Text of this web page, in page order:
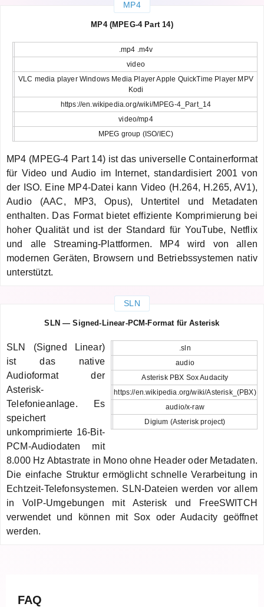
MP4
MP4 (MPEG-4 Part 14)
.mp4 .m4v
video
VLC media player Windows Media Player Apple QuickTime Player MPV
Kodi
https://en.wikipedia.org/wiki/MPEG-4_Part_14
video/mp4
MPEG group (ISO/IEC)
MP4 (MPEG-4 Part 14) ist das universelle Containerformat
für Video und Audio im Internet, standardisiert 2001 von
der ISO. Eine MP4-Datei kann Video (H.264, H.265, AV1),
Audio (AAC, MP3, Opus), Untertitel und Metadaten
enthalten. Das Format bietet effiziente Komprimierung bei
hoher Qualität und ist der Standard für YouTube, Netflix
und alle Streaming-Plattformen. MP4 wird von allen
modernen Geräten, Browsern und Betriebssystemen nativ
unterstützt.
SLN
SLN — Signed-Linear-PCM-Format für Asterisk
.sln
audio
Asterisk PBX Sox Audacity
https://en.wikipedia.org/wiki/Asterisk_(PBX)
audio/x-raw
Digium (Asterisk project)
SLN (Signed Linear)
ist das native
Audioformat der
Asterisk-
Telefonieanlage. Es
speichert
unkomprimierte 16-Bit-
PCM-Audiodaten mit
8.000 Hz Abtastrate in Mono ohne Header oder Metadaten.
Die einfache Struktur ermöglicht schnelle Verarbeitung in
Echtzeit-Telefonsystemen. SLN-Dateien werden vor allem
in VoIP-Umgebungen mit Asterisk und FreeSWITCH
verwendet und können mit Sox oder Audacity geöffnet
werden.
FAQ